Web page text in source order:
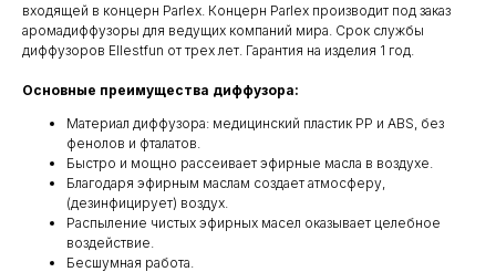
входящей в концерн Parlex. Концерн Parlex производит под заказ
аромадиффузоры для ведущих компаний мира. Срок службы
диффузоров Ellestfun от трех лет. Гарантия на изделия 1 год.
Основные преимущества диффузора:
Материал диффузора: медицинский пластик PP и ABS, без
фенолов и фталатов.
Быстро и мощно рассеивает эфирные масла в воздухе.
Благодаря эфирным маслам создает атмосферу,
(дезинфицирует) воздух.
Распыление чистых эфирных масел оказывает целебное
воздействие.
Бесшумная работа.